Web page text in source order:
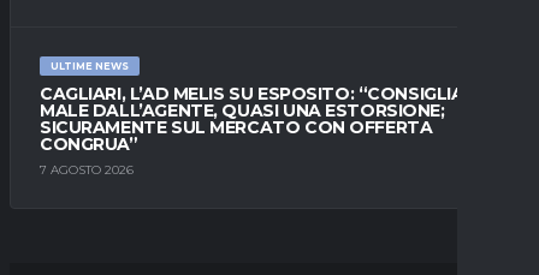
ULTIME NEWS
CAGLIARI, L’AD MELIS SU ESPOSITO: “CONSIGLIATO
MALE DALL’AGENTE, QUASI UNA ESTORSIONE;
SICURAMENTE SUL MERCATO CON OFFERTA
CONGRUA”
7 AGOSTO 2026